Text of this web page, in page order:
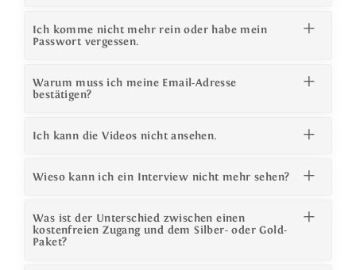
Ich komme nicht mehr rein oder habe mein
Passwort vergessen.
Warum muss ich meine Email-Adresse
bestätigen?
Ich kann die Videos nicht ansehen.
Wieso kann ich ein Interview nicht mehr sehen?
Was ist der Unterschied zwischen einen
kostenfreien Zugang und dem Silber- oder Gold-
Paket?